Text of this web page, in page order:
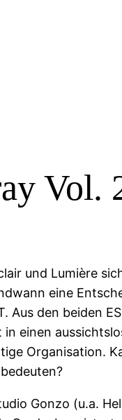
Vol.
und Lumière
eine
Aus den beiden
einen
Organisation.
Gonzo (u.a.